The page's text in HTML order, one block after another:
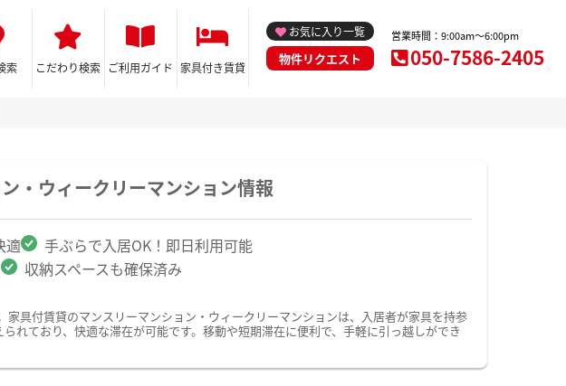
索 こだわり検索 ご利用ガイド 家具付き賃貸
お気に入り一覧
物件リクエスト
営業時間：9:00am～6:00pm
050-7586-2405
・ウィークリーマンション情報
適
手ぶらで入居OK！即日利用可能
収納スペースも確保済み
具付賃貸のマンスリーマンション・ウィークリーマンションは、入居者が家具を持参
れており、快適な滞在が可能です。移動や短期滞在に便利で、手軽に引っ越しができ